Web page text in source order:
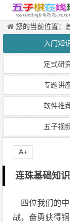
您的当前位置：
入门知
定式研
专题讲
软件推
五子视
连珠基础知识
四位我们的中
战，奋勇获得
A+